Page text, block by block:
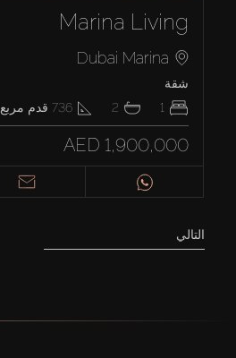
Marina Living
Dubai Marina
شقة
1
2
736 قدم مربع
AED 1,900,000
التالي